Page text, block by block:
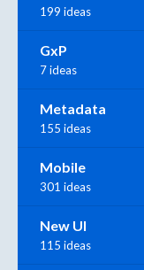
199 ideas
GxP
7 ideas
Metadata
155 ideas
Mobile
301 ideas
New UI
115 ideas